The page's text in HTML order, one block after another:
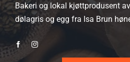
produktsiden
Bakeri og lokal kjøttprodusent
dølagris og egg fra Isa Brun